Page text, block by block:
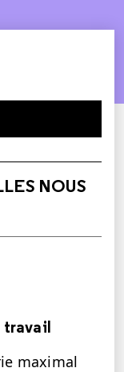
NOUS
travail
maximal